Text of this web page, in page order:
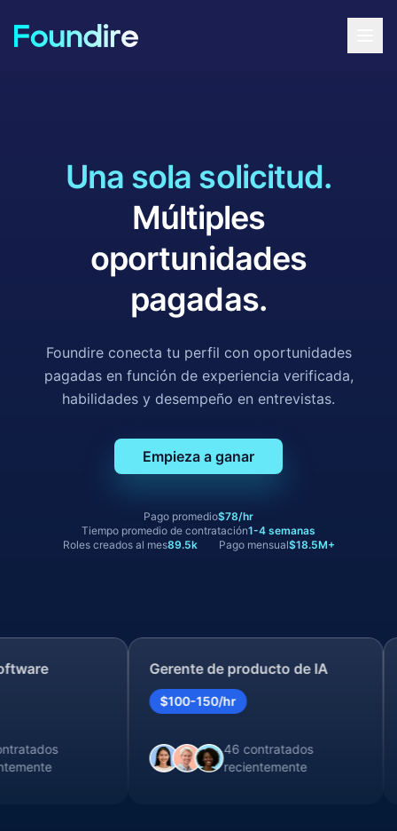
Una sola solicitud.
Múltiples
oportunidades
pagadas.
Foundire conecta tu perfil con oportunidades
pagadas en función de experiencia verificada,
habilidades y desempeño en entrevistas.
Empieza a ganar
Pago promedio$78/hr
Tiempo promedio de contratación1-4 semanas
Roles creados al mes89.5k Pago mensual$18.5M+
Gerente de producto de IA
$100-150/hr
46 contratados
recientemente